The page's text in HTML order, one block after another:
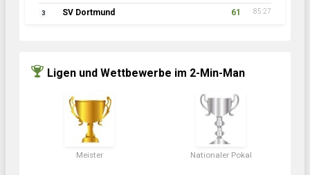
3 SV Dortmund 61 85:27
Ligen und Wettbewerbe im 2-Min-Man
Meister Nationaler Pokal